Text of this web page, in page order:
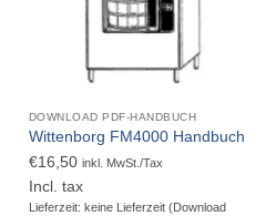
DOWNLOAD PDF-HANDBUCH
Wittenborg FM4000 Handbuch
€16,50 inkl. MwSt./Tax
Incl. tax
Lieferzeit: keine Lieferzeit (Download